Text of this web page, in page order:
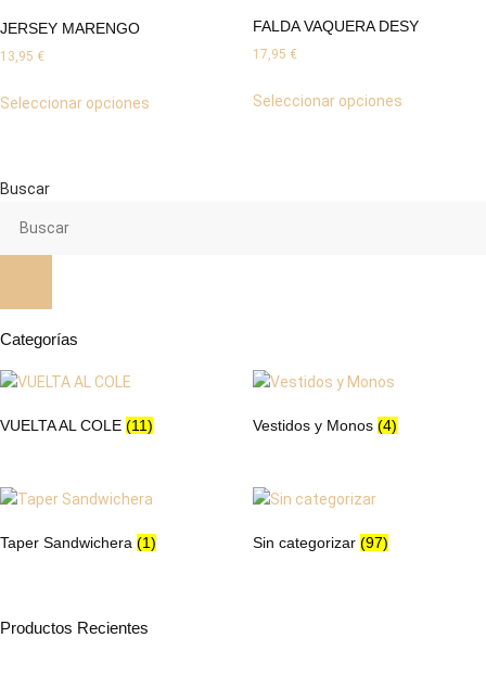
JERSEY MARENGO
13,95 €
Seleccionar opciones
producto
FALDA VAQUERA DESY
17,95 €
Seleccionar opcionesproducto
Buscar
Categorías
VUELTA AL COLE (11) Vestidos y Monos (4)
Taper Sandwichera (1) Sin categorizar (97)
Productos Recientes